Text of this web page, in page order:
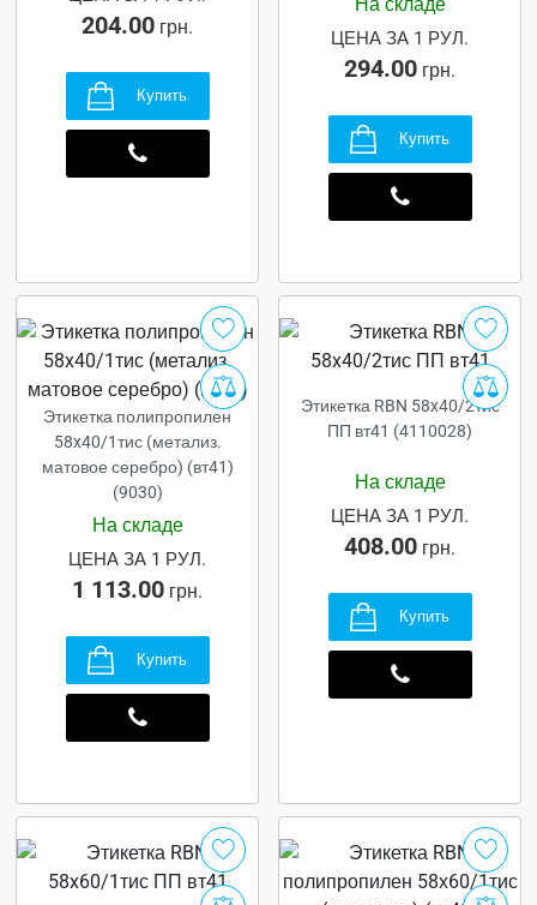
204.00 грн.
Купить
294.00 грн.
ЦЕНА ЗА 1 РУЛ.
Купить
Этикетка полипропилен
58x40/1тис (метализ.
матовое серебро) (вт41)
(9030)
На складе
1 113.00 грн.
ЦЕНА ЗА 1 РУЛ.
Купить
Этикетка RBN 58x40/2тис
ПП вт41 (4110028)
На складе
408.00 грн.
ЦЕНА ЗА 1 РУЛ.
Купить